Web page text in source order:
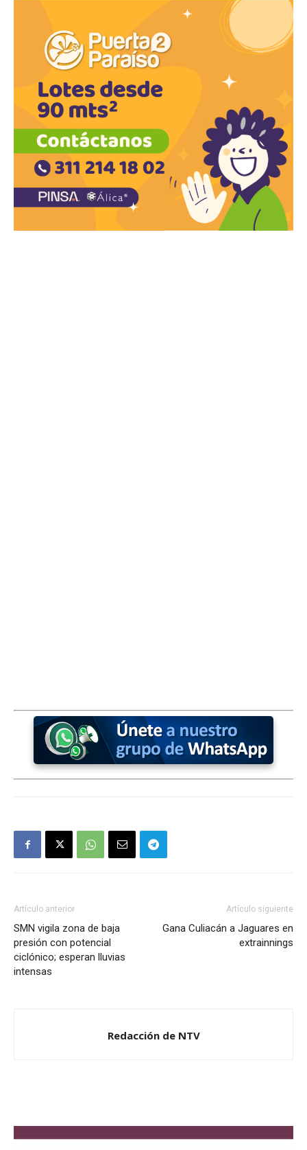
Artículo anterior
SMN vigila zona de baja
presión con potencial
ciclónico; esperan lluvias
intensas
Artículo siguiente
Gana Culiacán a Jaguares en
extrainnings
Redacción de NTV